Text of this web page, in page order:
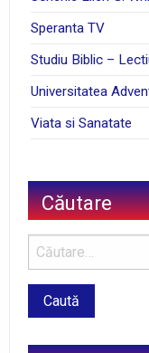
Speranta TV
Studiu Biblic –
Universitatea
Viata si Sanatate
Căutare